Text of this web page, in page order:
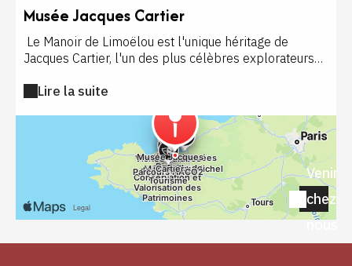
Musée Jacques Cartier
Le Manoir de Limoëlou est l'unique héritage de
Jacques Cartier, l'un des plus célèbres explorateurs
évoquer la vie quotidienne et les voyages de son
ancêtre des malouinières est un témoin unique et
Lire la suite
Venir
chez
nous